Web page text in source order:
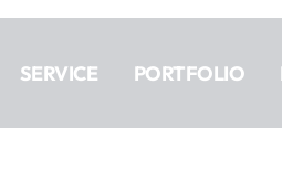
SERVICE PORTFOLIO